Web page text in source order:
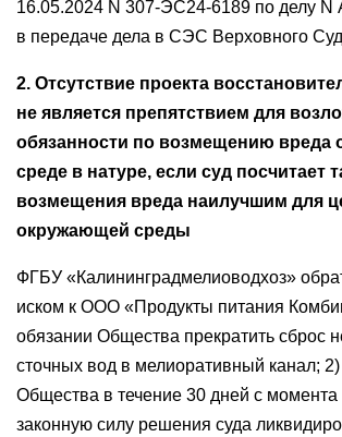
16.05.2024 N 307-ЭС24-6189 по делу N
в передаче дела в СЭС Верховного
2. Отсутствие проекта
не является препятствием для
обязанности по возмещению вреда
среде в натуре, если суд посчитает
возмещения вреда наилучшим для
окружающей среды
ФГБУ «Калининградмелиоводхоз»
иском к ООО «Продукты питания
обязании Общества прекратить сброс
сточных вод в мелиоративный канал;
Общества в течение 30 дней с момента
законную силу решения суда